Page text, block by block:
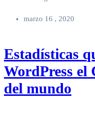
marzo 16 , 2020
Estadísticas
WordPress el
del mundo